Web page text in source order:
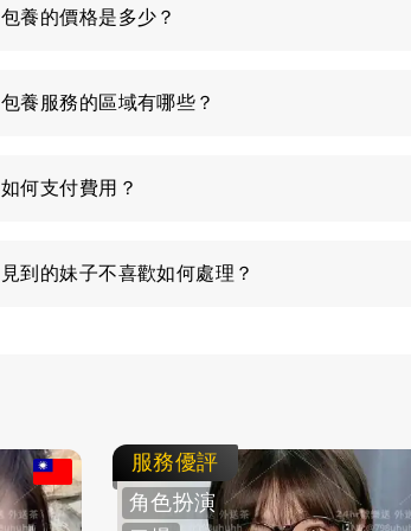
包養的價格是多少？
包養服務的區域有哪些？
如何支付費用？
見到的妹子不喜歡如何處理？
服務優評
角色扮演